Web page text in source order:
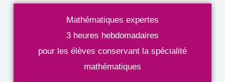
Mathématiques expertes
3 heures hebdomadaires
pour les élèves conservant la spécialité
mathématiques